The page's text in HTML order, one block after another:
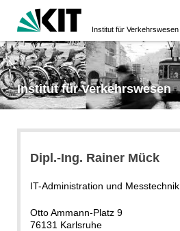
Institut für Verkehrs­wesen
Institut für Verkehrs­wesen
Dipl.-Ing. Rainer Mück
IT-Administration und Messtechnik
Otto Ammann-Platz 9
76131 Karlsruhe